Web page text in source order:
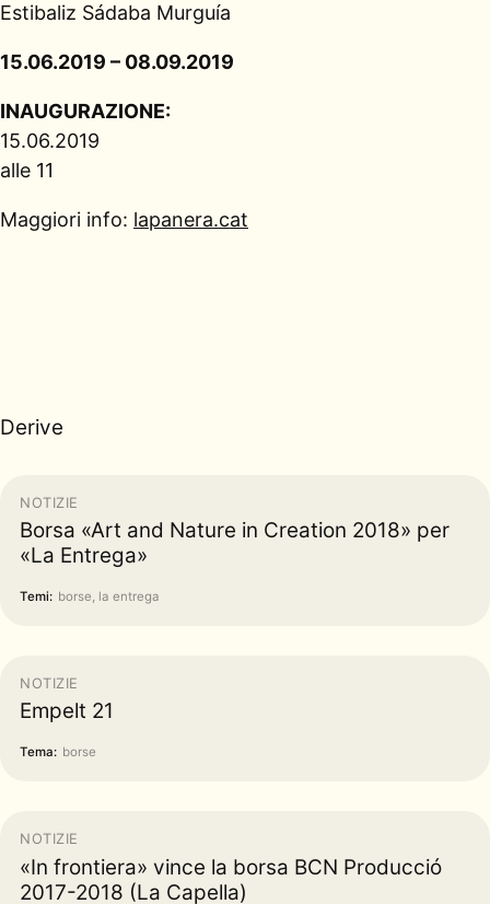
Estibaliz Sádaba Murguía
15.06.2019 – 08.09.2019
INAUGURAZIONE:
15.06.2019
alle 11
Maggiori info: lapanera.cat
Derive
NOTIZIE
Borsa «Art and Nature in Creation 2018» per
«La Entrega»
Temi: borse, la entrega
NOTIZIE
Empelt 21
Tema: borse
NOTIZIE
«In frontiera» vince la borsa BCN Producció
2017-2018 (La Capella)